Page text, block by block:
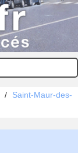
/ Saint-Maur-des-